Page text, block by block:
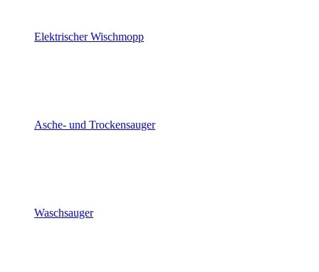
Elektrischer Wischmopp
Asche- und Trockensauger
Waschsauger